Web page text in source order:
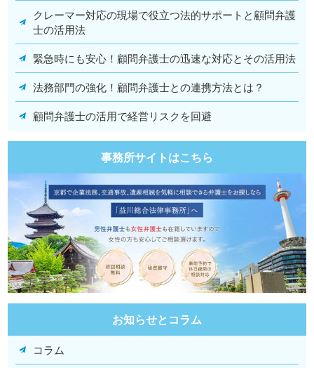
クレーマー対応の現場で役立つ法的サポートと顧問弁護
士の活用法
緊急時にも安心！顧問弁護士の迅速な対応とその活用法
法務部門の強化！顧問弁護士との連携方法とは？
顧問弁護士の活用で経営リスクを回避
事務所サイトはこちら
お知らせとコラム
コラム